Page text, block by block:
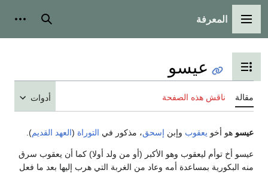
القائمة الرئيسية
المعرفة بحث
تبديل عرض جدول المحتويات
عيسو
مقالة ناقش هذه الصفحة أدوات
عيسو هو أخو يعقوب وإبن إسحق، مذكور في التوراة (العهد القديم).
عيسو أخ توأم ليعقوب وهو الأكبر (أو من ولد أولا) كما أن يعقوب سرق
منه البكورية بمساعدة أمه وعاد من الغربة التي هرب إليها بعد ما فعل